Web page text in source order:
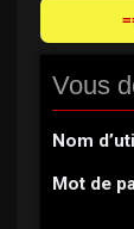
Vous
Nom
Mot de